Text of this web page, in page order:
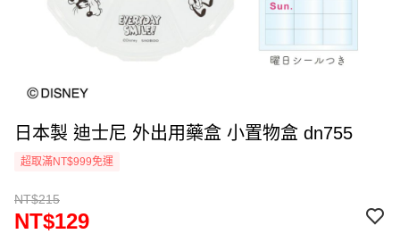
日本製 迪士尼 外出用藥盒 小置物盒 dn755
超取滿NT$999免運
NT$215
NT$129